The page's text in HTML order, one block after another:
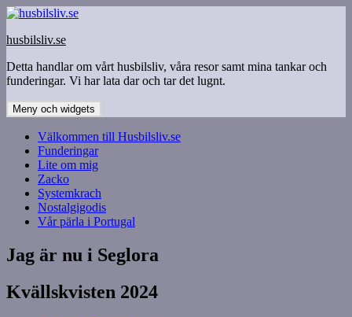
Hoppa
innehåll
husbilsliv.se
Detta handlar om vårt husbilsliv, våra resor samt mina tankar och
funderingar. Vi har lata dar och tar det lugnt.
Meny och widgets
Välkommen till Husbilsliv.se
Funderingar
Lite om mig
Zacko
Systemkrach
Nostalgigodis
Vår pärla i Portugal
Jag är nu i Seglora
Kvällskvisten 2024